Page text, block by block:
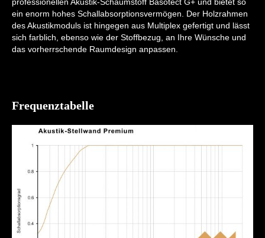
ein enorm hohes Schallabsorptionsvermögen. Der Holzrahmen
des Akustikmoduls ist hingegen aus Multiplex gefertigt und lässt
sich farblich, ebenso wie der Stoffbezug, an Ihre Wünsche und
das vorherrschende Raumdesign anpassen.
Frequenztabelle